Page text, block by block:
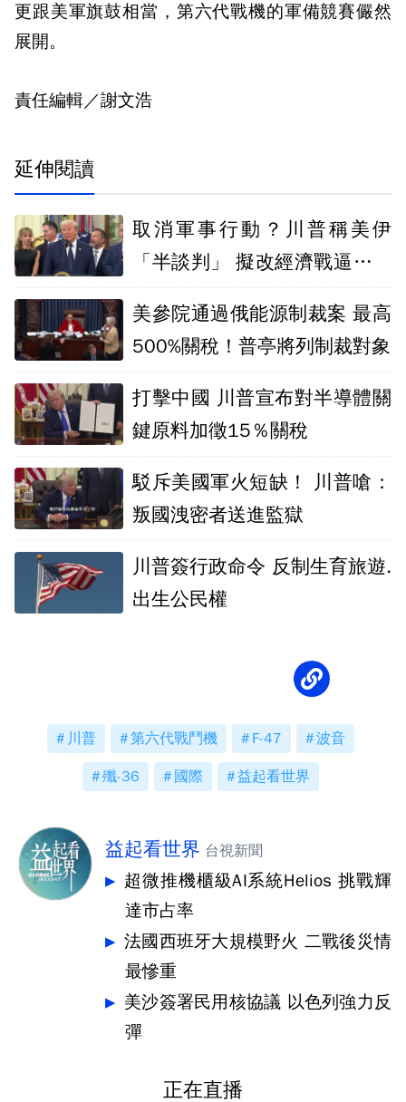
更跟美軍旗鼓相當，第六代戰機的軍備競賽儼然
展開。
責任編輯／謝文浩
延伸閱讀
取消軍事行動？川普稱美伊
「半談判」 擬改經濟戰逼伊朗
美參院通過俄能源制裁案 最高
500%關稅！普亭將列制裁對象
打擊中國 川普宣布對半導體關
鍵原料加徵15％關稅
駁斥美國軍火短缺！ 川普嗆：
叛國洩密者送進監獄
川普簽行政命令 反制生育旅遊.
出生公民權
川普 第六代戰鬥機 F-47 波音
殲-36 國際 益起看世界
益起看世界 台視新聞
超微推機櫃級AI系統Helios 挑戰輝
達市占率
法國西班牙大規模野火 二戰後災情
最慘重
美沙簽署民用核協議 以色列強力反
彈
正在直播